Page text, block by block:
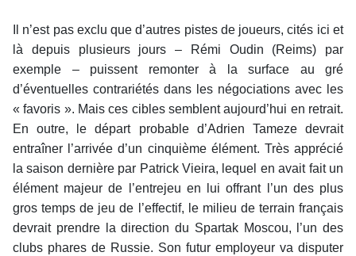
Il n’est pas exclu que d’autres pistes de joueurs, cités ici et
là depuis plusieurs jours – Rémi Oudin (Reims) par
exemple – puissent remonter à la surface au gré
d’éventuelles contrariétés dans les négociations avec les
« favoris ». Mais ces cibles semblent aujourd’hui en retrait.
En outre, le départ probable d’Adrien Tameze devrait
entraîner l’arrivée d’un cinquième élément. Très apprécié
la saison dernière par Patrick Vieira, lequel en avait fait un
élément majeur de l’entrejeu en lui offrant l’un des plus
gros temps de jeu de l’effectif, le milieu de terrain français
devrait prendre la direction du Spartak Moscou, l’un des
clubs phares de Russie. Son futur employeur va disputer